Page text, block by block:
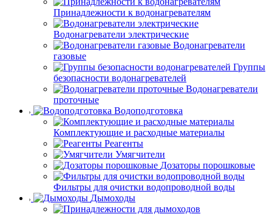
Принадлежности к водонагревателям
Водонагреватели электрические
Водонагреватели
газовые
Группы
безопасности водонагревателей
Водонагреватели
проточные
Водоподготовка
Комплектующие и расходные материалы
Реагенты
Умягчители
Дозаторы порошковые
Фильтры для очистки водопроводной воды
Дымоходы